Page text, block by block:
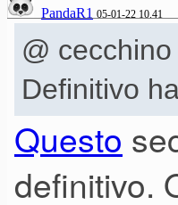
PandaR1 05-01-22 10.41
@ cecchino
Definitivo
Questo
definitivo.